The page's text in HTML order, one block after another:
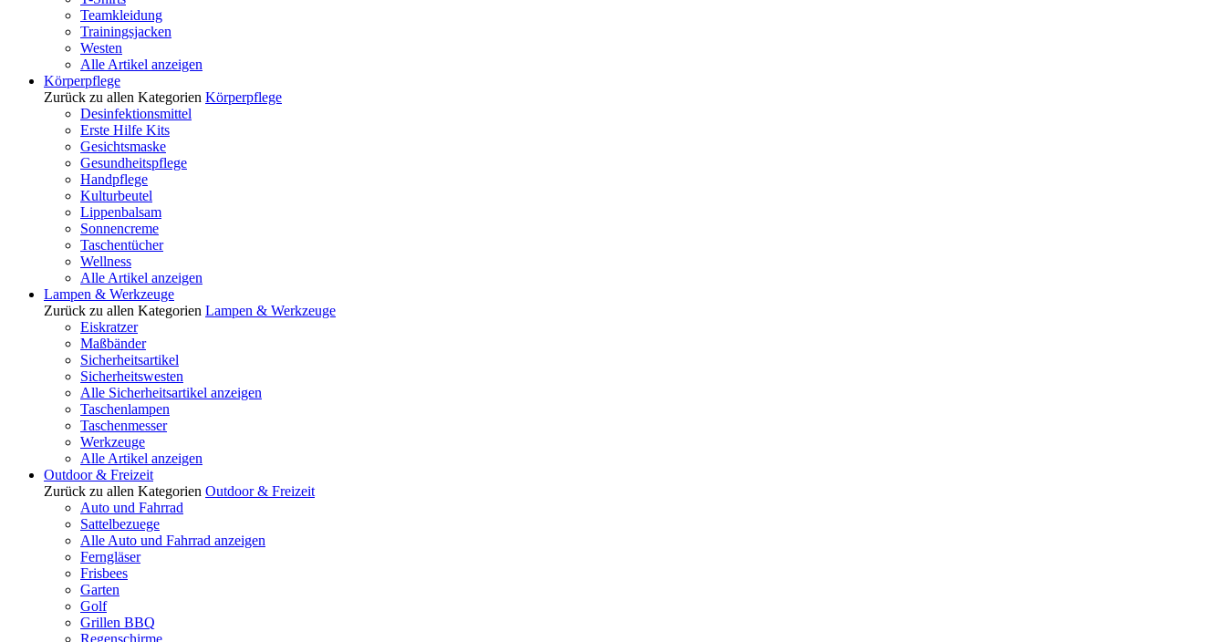
Teamkleidung
Trainingsjacken
Westen
Alle Artikel anzeigen
Körperpflege
Zurück zu allen Kategorien Körperpflege
Desinfektionsmittel
Erste Hilfe Kits
Gesichtsmaske
Gesundheitspflege
Handpflege
Kulturbeutel
Lippenbalsam
Sonnencreme
Taschentücher
Wellness
Alle Artikel anzeigen
Lampen & Werkzeuge
Zurück zu allen Kategorien Lampen & Werkzeuge
Eiskratzer
Maßbänder
Sicherheitsartikel
Sicherheitswesten
Alle Sicherheitsartikel anzeigen
Taschenlampen
Taschenmesser
Werkzeuge
Alle Artikel anzeigen
Outdoor & Freizeit
Zurück zu allen Kategorien Outdoor & Freizeit
Auto und Fahrrad
Sattelbezuege
Alle Auto und Fahrrad anzeigen
Ferngläser
Frisbees
Garten
Golf
Grillen BBQ
Regenschirme